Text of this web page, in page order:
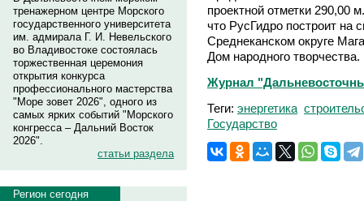
тренажерном центре Морского
государственного университета
им. адмирала Г. И. Невельского
во Владивостоке состоялась
торжественная церемония
открытия конкурса
профессионального мастерства
"Море зовет 2026", одного из
самых ярких событий "Морского
конгресса – Дальний Восток
2026".
статьи раздела
Регион сегодня
проектной отметки 290,00
что РусГидро построит на
Среднеканском округе
Дом народного творчества.
Журнал
Теги: энергетика
Государство